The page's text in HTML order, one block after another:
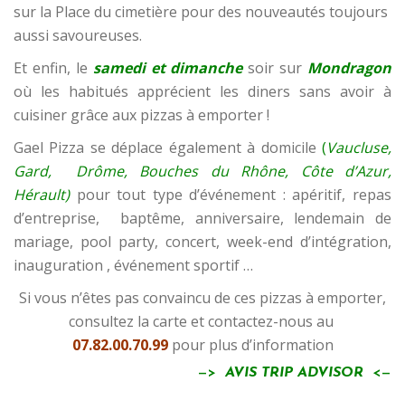
sur la Place du cimetière pour des nouveautés toujours
aussi savoureuses.
Et enfin, le samedi et dimanchesoir sur Mondragon
où les habitués apprécient les diners sans avoir à
cuisiner grâce aux pizzas à emporter !
Gael Pizza se déplace également à domicile (Vaucluse,
Gard, Drôme, Bouches du Rhône, Côte d’Azur,
Hérault) pour tout type d’événement : apéritif, repas
d’entreprise, baptême, anniversaire, lendemain de
mariage, pool party, concert, week-end d’intégration,
inauguration , événement sportif …
Si vous n’êtes pas convaincu de ces pizzas à emporter,
consultez la carte et contactez-nous au
07.82.00.70.99pour plus d’information
—> AVIS TRIP ADVISOR <—